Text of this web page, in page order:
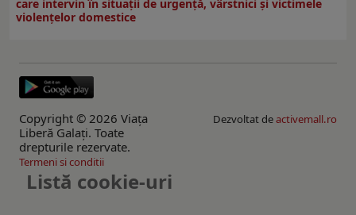
care intervin în situații de urgență, vârstnici și victimele
violențelor domestice
Copyright © 2026 Viaţa
Liberă Galaţi. Toate
drepturile rezervate.
Dezvoltat deactivemall.ro
Termeni si conditii
Listă cookie-uri